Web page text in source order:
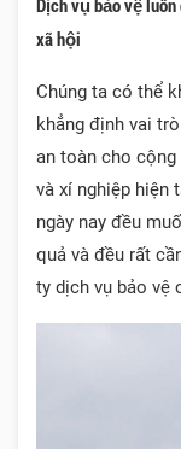
xã hội
Chúng ta có thể
khẳng định vai
an toàn cho
và xí nghiệp hiện
ngày nay đều
quả và đều rất
ty dịch vụ bảo vệ